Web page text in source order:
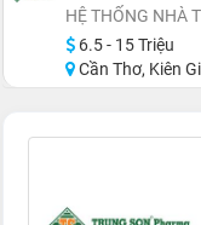
HỆ THỐNG NHÀ
6.5 - 15 Triệu
Cần Thơ, Kiên Giang, Hậu Giang, Cà